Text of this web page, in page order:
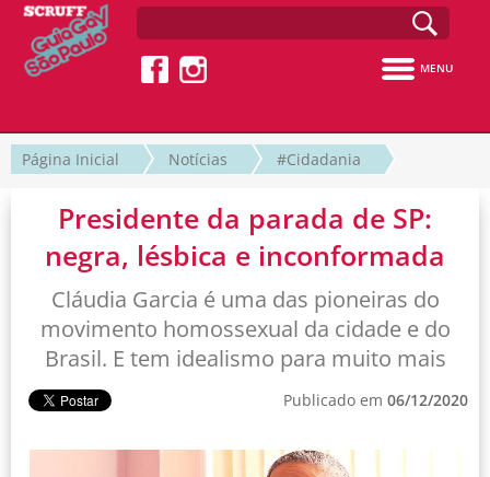
MENU
Página Inicial Notícias #Cidadania
Presidente da parada de SP:
negra, lésbica e inconformada
Cláudia Garcia é uma das pioneiras do
movimento homossexual da cidade e do
Brasil. E tem idealismo para muito mais
Publicado em 06/12/2020